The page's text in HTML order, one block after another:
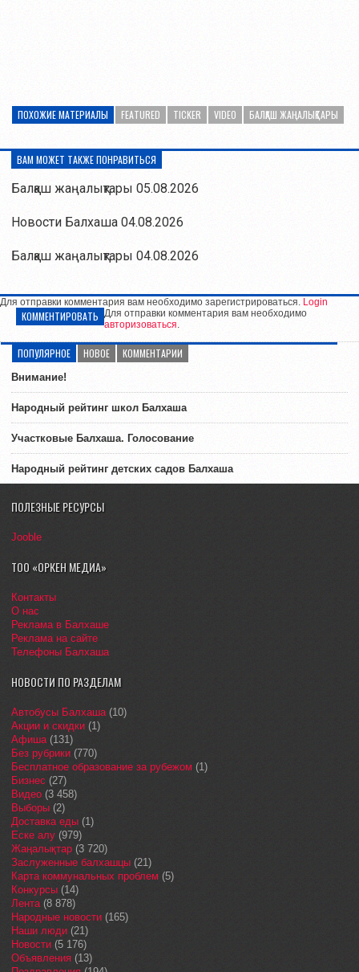
ПОХОЖИЕ МАТЕРИАЛЫ FEATURED TICKER VIDEO БАЛҚАШ ЖАҢАЛЫҚТАРЫ
ВАМ МОЖЕТ ТАКЖЕ ПОНРАВИТЬСЯ
Балқаш жаңалықтары 05.08.2026
Новости Балхаша 04.08.2026
Балқаш жаңалықтары 04.08.2026
Для отправки комментария вам необходимо зарегистрироваться. Login
КОММЕНТИРОВАТЬ Для отправки комментария вам необходимо
авторизоваться.
ПОПУЛЯРНОЕ НОВОЕ КОММЕНТАРИИ
Внимание!
Народный рейтинг школ Балхаша
Участковые Балхаша. Голосование
Народный рейтинг детских садов Балхаша
ПОЛЕЗНЫЕ РЕСУРСЫ
Jooble
ТОО «ОРКЕН МЕДИА»
Контакты
О нас
Реклама в Балхаше
Реклама на сайте
Телефоны Балхаша
НОВОСТИ ПО РАЗДЕЛАМ
Автобусы Балхаша(10)
Акции и скидки (1)
Афиша(131)
Без рубрики (770)
Бесплатное образование за рубежом (1)
Бизнес (27)
Видео (3 458)
Выборы (2)
Доставка еды (1)
Еске алу (979)
Жаңалықтар (3 720)
Заслуженные балхашцы (21)
Карта коммунальных проблем (5)
Конкурсы (14)
Лента(8 878)
Народные новости (165)
Наши люди (21)
Новости (5 176)
Объявления (13)